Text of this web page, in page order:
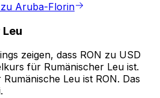
Aruba-Florin
zeigen, dass RON zu USD
für Rumänischer Leu ist.
Leu ist RON. Das